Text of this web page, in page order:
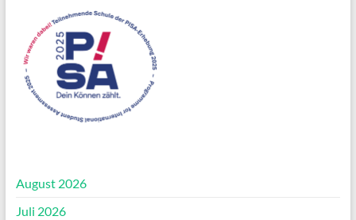
August 2026
Juli 2026